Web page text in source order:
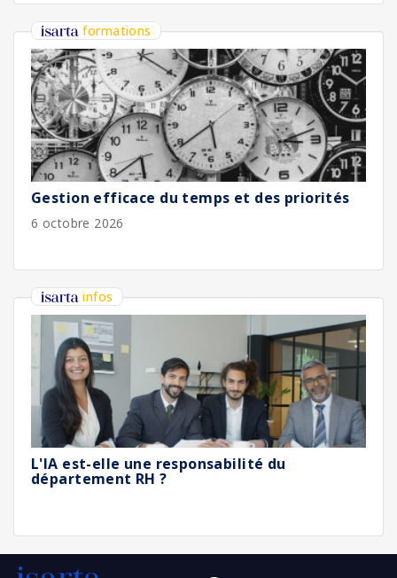
formations
Gestion efficace du temps et des priorités
6 octobre 2026
infos
L'IA est-elle une responsabilité du
département RH ?